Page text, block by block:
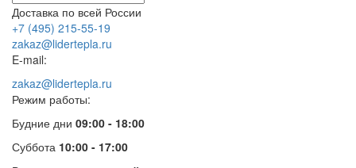
Доставка по всей России
+7 (495) 215-55-19
zakaz@lidertepla.ru
E-mail:
zakaz@lidertepla.ru
Режим работы:
Будние дни 09:00 - 18:00
Суббота 10:00 - 17:00